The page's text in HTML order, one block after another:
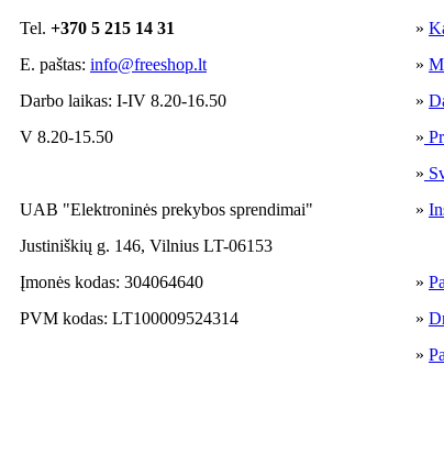
Tel. +370 5 215 14 31 »
E. paštas: info@freeshop.lt »
Darbo laikas: I-IV 8.20-16.50
»
V 8.20-15.50
»
»
UAB "Elektroninės prekybos sprendimai"
»
Justiniškių g. 146, Vilnius LT-06153
Įmonės kodas: 304064640
»
PVM kodas: LT100009524314
»
»